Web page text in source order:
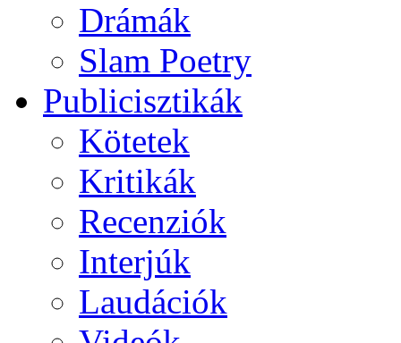
Drámák
Slam Poetry
Publicisztikák
Kötetek
Kritikák
Recenziók
Interjúk
Laudációk